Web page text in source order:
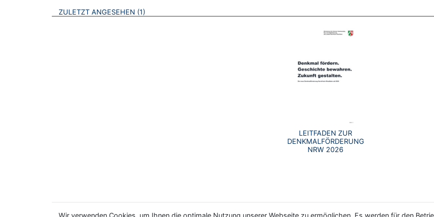
ZULETZT ANGESEHEN 1
LEITFADEN ZUR
DENKMALFÖRDERUNG
NRW 2026